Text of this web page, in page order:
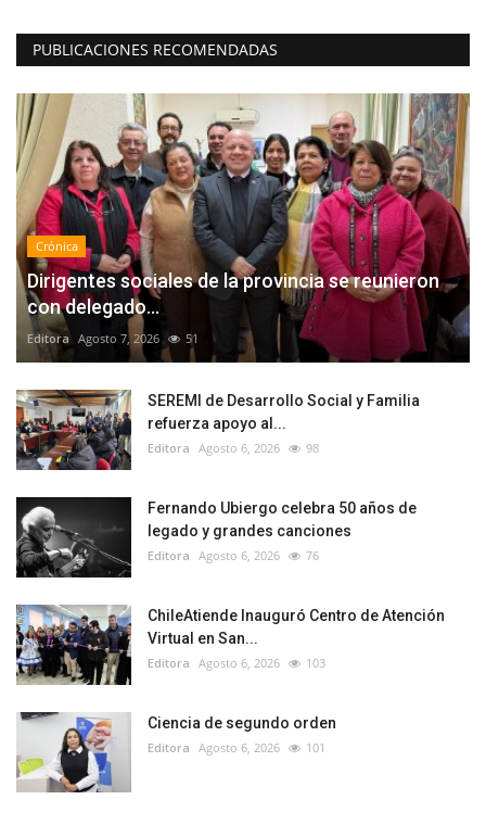
PUBLICACIONES RECOMENDADAS
Crónica
Dirigentes sociales de la provincia se reunieron
con delegado...
Editora Agosto 7, 2026 51
SEREMI de Desarrollo Social y Familia
refuerza apoyo al...
Editora Agosto 6, 2026 98
Fernando Ubiergo celebra 50 años de
legado y grandes canciones
Editora Agosto 6, 2026 76
ChileAtiende Inauguró Centro de Atención
Virtual en San...
Editora Agosto 6, 2026 103
Ciencia de segundo orden
Editora Agosto 6, 2026 101